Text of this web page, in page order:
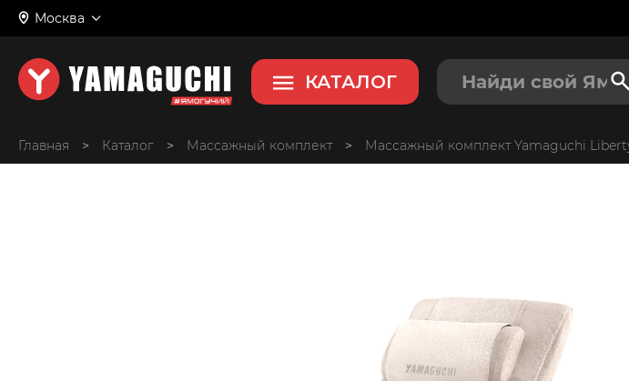
Москва
КАТАЛОГ
Главная > > Массажный комплект > Массажный комплект Yamaguchi